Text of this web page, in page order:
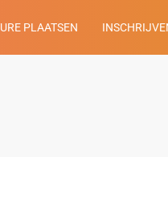
PLAATSEN